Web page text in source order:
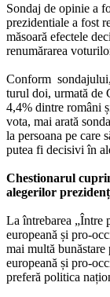
Sondaj de opinie a
prezidentiale a fost
măsoară efectele
renumărarea
Conform
turul doi, urmată de
4,4% dintre români
vota, mai arată
la persoana pe care
putea fi decisivi în
Chestionarul
alegerilor
La întrebarea „Între
europeană și pro-
mai multă
europeană și pro-
preferă politica